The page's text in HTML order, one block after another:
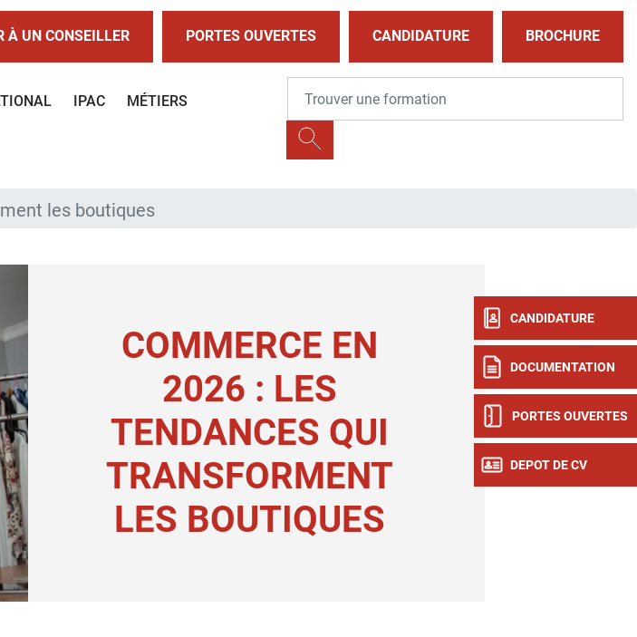
À UN CONSEILLER PORTES OUVERTES CANDIDATURE BROCHURE
IPAC MÉTIERS
CANDIDATURE
DOCUMENTATION
PORTES OUVERTES
DEPOT DE CV
les boutiques
COMMERCE EN
2026 : LES
TENDANCES QUI
TRANSFORMENT
LES BOUTIQUES